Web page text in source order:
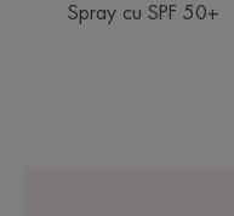
Spray cu SPF 50+